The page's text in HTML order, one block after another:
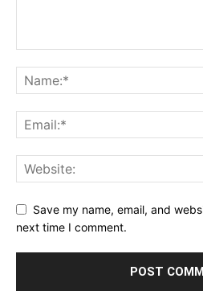
Save my name, email, and
next time I comment.